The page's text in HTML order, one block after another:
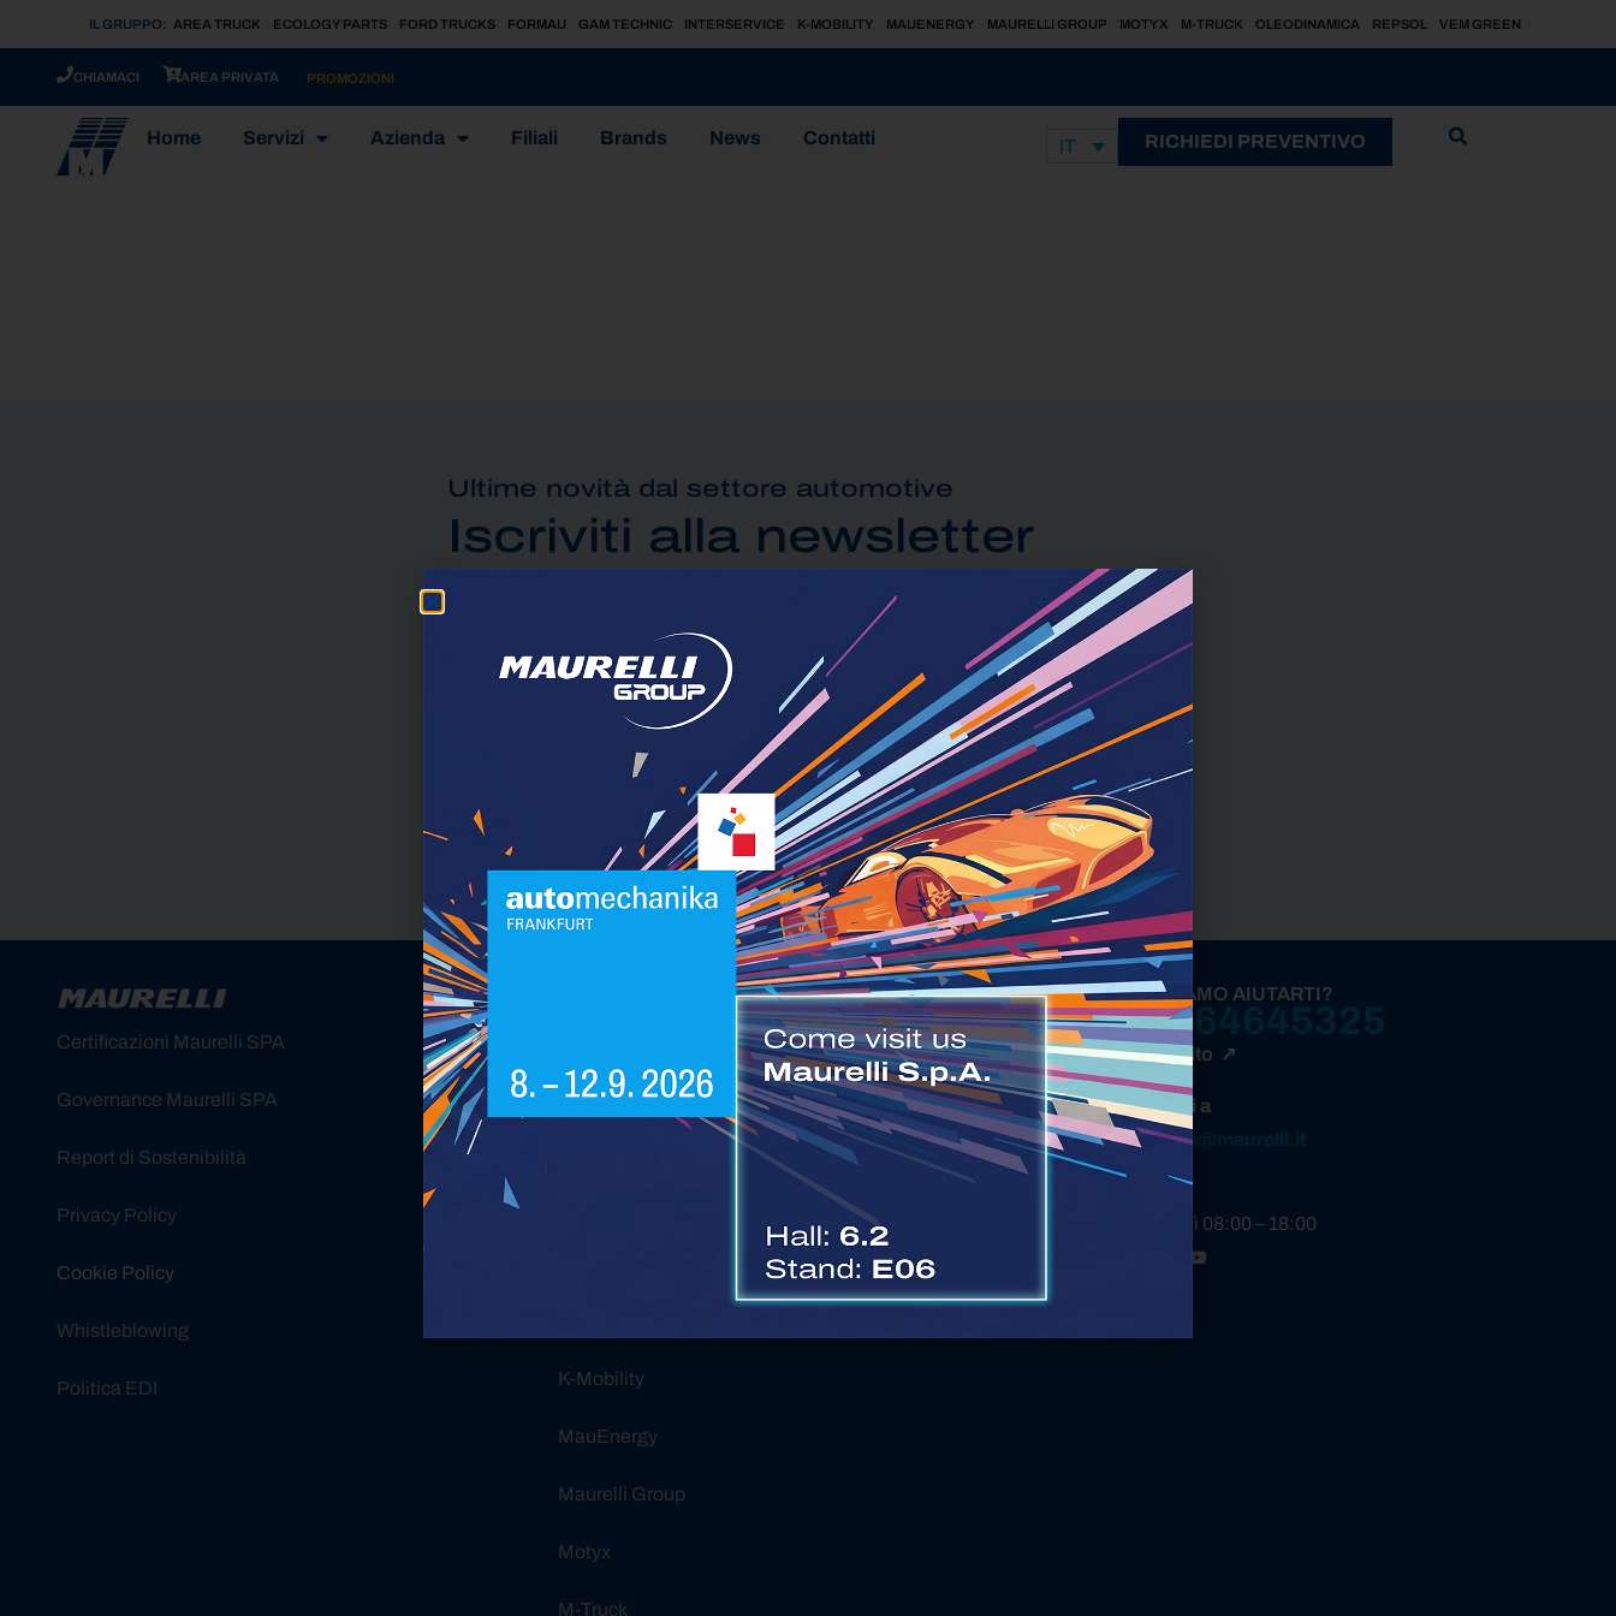
IL GRUPPO: AREA TRUCK ECOLOGY PARTS FORD TRUCKS FORMAU GAM TECHNIC INTERSERVICE K-MOBILITY MAUENERGY MAURELLI GROUP MOTYX M-TRUCK OLEODINAMICA REPSOL VEM GREEN
CHIAMACI AREA PRIVATA PROMOZIONI
Home Servizi Azienda Filiali Brands News Contatti IT RICHIEDI PREVENTIVO
Ultime novità dal settore automotive
Iscriviti alla newsletter
Dichiaro di prendere visione dell’ informativa resa ai sensi degli artt. 13 e ss del
Dichiaro di voler prestare il mio consenso per le attività finalizzate al Marketing
Alternative:
Certificazioni Maurelli SPA
Governance Maurelli SPA
Report di Sostenibilità
Privacy Policy
Cookie Policy
Whistleblowing
Politica EDI
IL GRUPPO MAURELLI
Ecology Parts
K-Mobility
MauEnergy
Maurelli Group
Motyx
M-Truck
COME POSSIAMO AIUTARTI?
+3 904 64645325
Contattaci subito ↗
Oppure scrivici a
comunicazione@maurelli.it
Lunedì – Venerdì 08:00 – 18:00